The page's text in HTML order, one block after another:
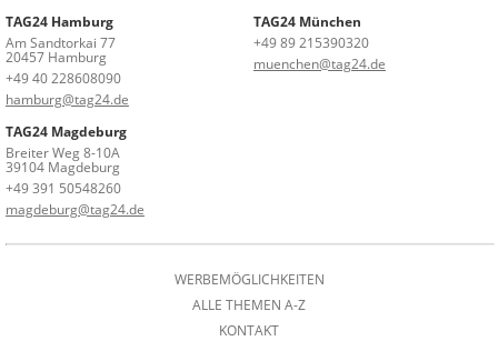
TAG24 Hamburg
Am Sandtorkai 77
20457 Hamburg
+49 40 228608090
hamburg@tag24.de
TAG24 München
+49 89 215390320
muenchen@tag24.de
TAG24 Magdeburg
Breiter Weg 8-10A
39104 Magdeburg
+49 391 50548260
magdeburg@tag24.de
WERBEMÖGLICHKEITEN
ALLE THEMEN A-Z
KONTAKT